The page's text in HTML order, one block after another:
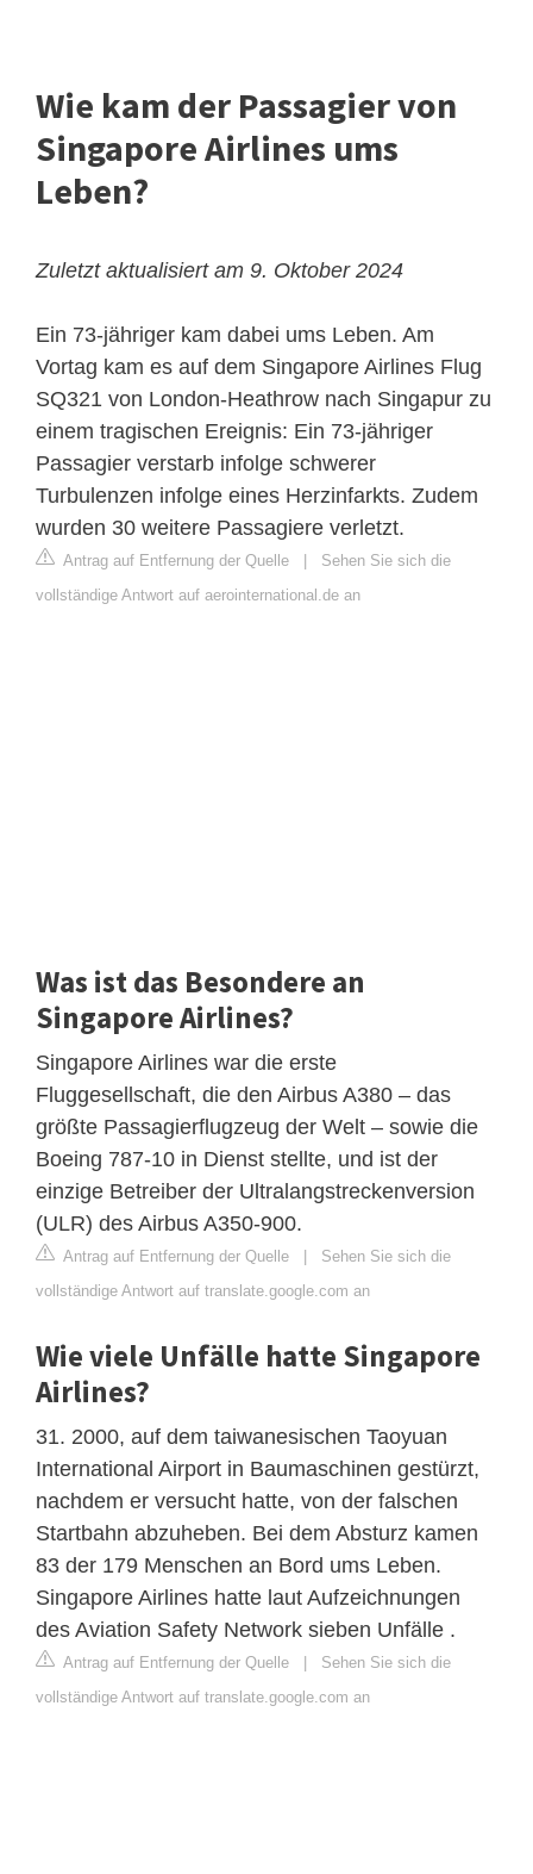
Wie kam der Passagier von
Singapore Airlines ums
Leben?
Zuletzt aktualisiert am 9. Oktober 2024
Ein 73-jähriger kam dabei ums Leben. Am
Vortag kam es auf dem Singapore Airlines Flug
SQ321 von London-Heathrow nach Singapur zu
einem tragischen Ereignis: Ein 73-jähriger
Passagier verstarb infolge schwerer
Turbulenzen infolge eines Herzinfarkts. Zudem
wurden 30 weitere Passagiere verletzt.
Antrag auf Entfernung der Quelle
Sehen Sie sich die
vollständige Antwort auf aerointernational.de an
Was ist das Besondere an
Singapore Airlines?
Singapore Airlines war die erste
Fluggesellschaft, die den Airbus A380 – das
größte Passagierflugzeug der Welt – sowie die
Boeing 787-10 in Dienst stellte, und ist der
einzige Betreiber der Ultralangstreckenversion
(ULR) des Airbus A350-900.
Antrag auf Entfernung der Quelle
Sehen Sie sich die
vollständige Antwort auf translate.google.com an
Wie viele Unfälle hatte Singapore
Airlines?
31. 2000, auf dem taiwanesischen Taoyuan
International Airport in Baumaschinen gestürzt,
nachdem er versucht hatte, von der falschen
Startbahn abzuheben. Bei dem Absturz kamen
83 der 179 Menschen an Bord ums Leben.
Singapore Airlines hatte laut Aufzeichnungen
des Aviation Safety Network sieben Unfälle .
Antrag auf Entfernung der Quelle
Sehen Sie sich die
vollständige Antwort auf translate.google.com an